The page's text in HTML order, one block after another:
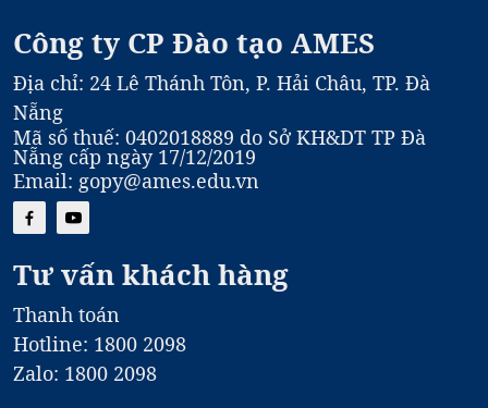
Công ty CP Đào tạo AMES
Địa chỉ: 24 Lê Thánh Tôn, P. Hải Châu, TP. Đà
Nẵng
Mã số thuế: 0402018889 do Sở KH&DT TP Đà
Nẵng cấp ngày 17/12/2019
Email: gopy@ames.edu.vn
Tư vấn khách hàng
Thanh toán
Hotline: 1800 2098
Zalo: 1800 2098